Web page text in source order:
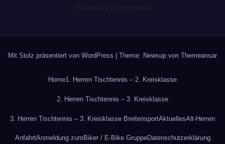
Mit Stolz präsentiert von WordPress | Theme: Newsup von Themeansar
Home1. Herren Tischtennis – 2. Kreisklasse
2. Herren Tischtennis – 3. Kreisklasse
3. Herren Tischtennis – 3. Kreisklasse BreitensportAktuellesAlt-Herren
AnfahrtAnmeldung zum Biker / E-Bike GruppeDatenschutzerklärung